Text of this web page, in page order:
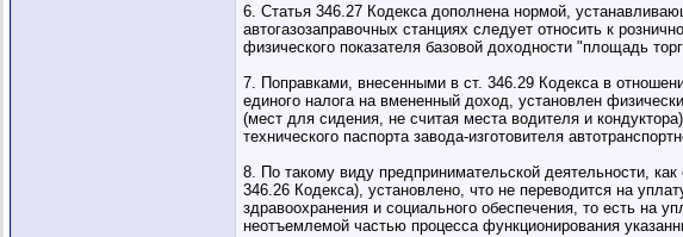
6. Статья 346.27 Кодекса дополнена нормой,
автогазозаправочных станциях следует относить к
физического показателя базовой доходности "площадь
7. Поправками, внесенными в ст. 346.29 Кодекса в
единого налога на вмененный доход, установлен
(мест для сидения, не считая места водителя и
технического паспорта завода-изготовителя
8. По такому виду предпринимательской деятельности,
346.26 Кодекса), установлено, что не переводится на
здравоохранения и социального обеспечения, то есть на
неотъемлемой частью процесса функционирования